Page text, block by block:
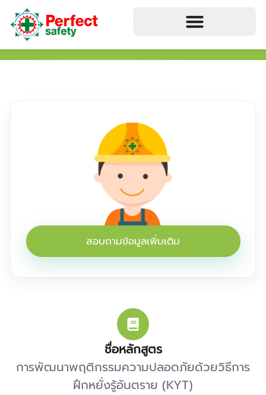
ชื่อหลักสูตร
การพัฒนาพฤติกรรมความปลอดภัยด้วยวิธีการ
ฝึกหยั่งรู้อันตราย (KYT)
สอบถามข้อมูลเพิ่มเติม